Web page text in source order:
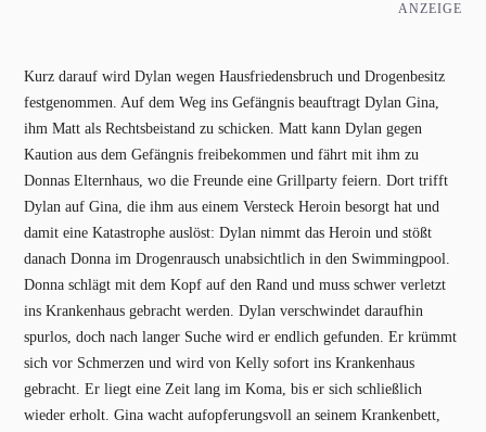
ANZEIGE
Kurz darauf wird Dylan wegen Hausfriedensbruch und Drogenbesitz
festgenommen. Auf dem Weg ins Gefängnis beauftragt Dylan Gina,
ihm Matt als Rechtsbeistand zu schicken. Matt kann Dylan gegen
Kaution aus dem Gefängnis freibekommen und fährt mit ihm zu
Donnas Elternhaus, wo die Freunde eine Grillparty feiern. Dort trifft
Dylan auf Gina, die ihm aus einem Versteck Heroin besorgt hat und
damit eine Katastrophe auslöst: Dylan nimmt das Heroin und stößt
danach Donna im Drogenrausch unabsichtlich in den Swimmingpool.
Donna schlägt mit dem Kopf auf den Rand und muss schwer verletzt
ins Krankenhaus gebracht werden. Dylan verschwindet daraufhin
spurlos, doch nach langer Suche wird er endlich gefunden. Er krümmt
sich vor Schmerzen und wird von Kelly sofort ins Krankenhaus
gebracht. Er liegt eine Zeit lang im Koma, bis er sich schließlich
wieder erholt. Gina wacht aufopferungsvoll an seinem Krankenbett,